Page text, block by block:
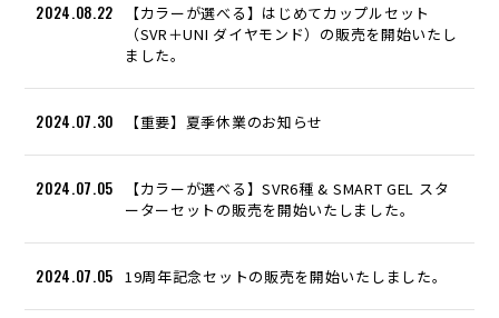
2024.08.22
【カラーが選べる】はじめてカップルセット
（SVR＋UNI ダイヤモンド）の販売を開始いたし
ました。
2024.07.30 【重要】夏季休業のお知らせ
2024.07.05
【カラーが選べる】SVR6種 & SMART GEL スタ
ーターセットの販売を開始いたしました。
2024.07.05 19周年記念セットの販売を開始いたしました。